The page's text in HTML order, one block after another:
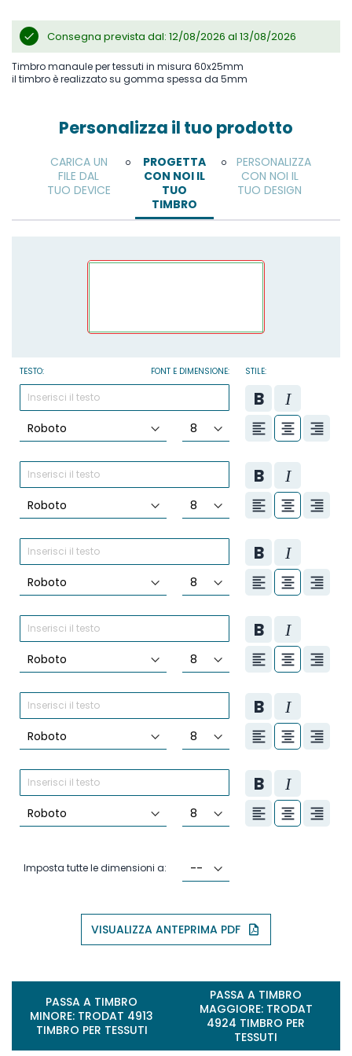
Consegna prevista dal: 12/08/2026 al 13/08/2026
Timbro manaule per tessuti in misura 60x25mm
il timbro è realizzato su gomma spessa da 5mm
Personalizza il tuo prodotto
CARICA UN
FILE DAL
TUO DEVICE
o
PROGETTA
CON NOI IL
TUO
TIMBRO
TESTO: FONT E DIMENSIONE: STILE:
Imposta tutte le dimensioni a:
VISUALIZZA ANTEPRIMA PDF
o
PERSONALIZZA
CON NOI IL
TUO DESIGN
PASSA A TIMBRO
MINORE: TRODAT 4913
TIMBRO PER TESSUTI
PASSA A TIMBRO
MAGGIORE: TRODAT
4924 TIMBRO PER
TESSUTI